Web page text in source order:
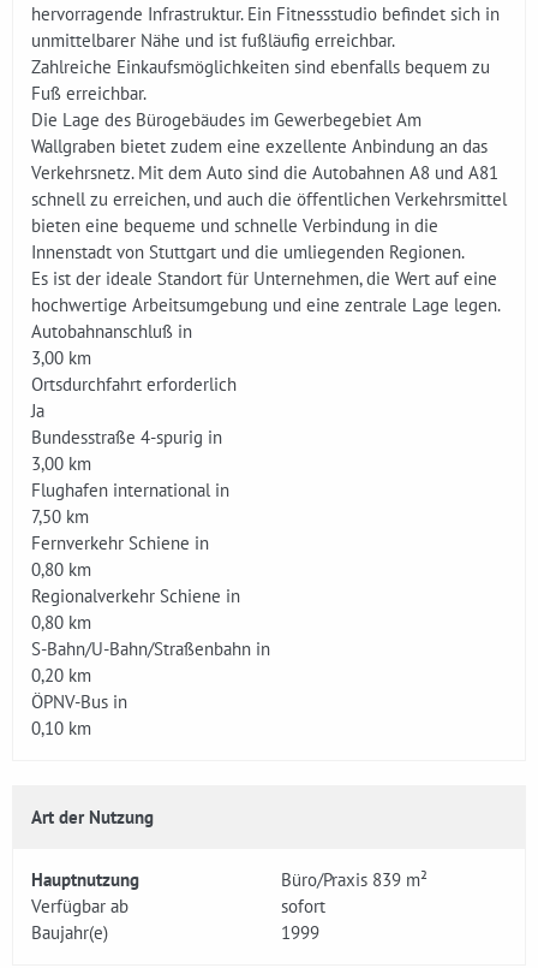
hervorragende Infrastruktur. Ein Fitnessstudio befindet sich in
unmittelbarer Nähe und ist fußläufig erreichbar.
Zahlreiche Einkaufsmöglichkeiten sind ebenfalls bequem zu
Fuß erreichbar.
Die Lage des Bürogebäudes im Gewerbegebiet Am
Wallgraben bietet zudem eine exzellente Anbindung an das
Verkehrsnetz. Mit dem Auto sind die Autobahnen A8 und A81
schnell zu erreichen, und auch die öffentlichen Verkehrsmittel
bieten eine bequeme und schnelle Verbindung in die
Innenstadt von Stuttgart und die umliegenden Regionen.
Es ist der ideale Standort für Unternehmen, die Wert auf eine
hochwertige Arbeitsumgebung und eine zentrale Lage legen.
Autobahnanschluß in
3,00 km
Ortsdurchfahrt erforderlich
Ja
Bundesstraße 4-spurig in
3,00 km
Flughafen international in
7,50 km
Fernverkehr Schiene in
0,80 km
Regionalverkehr Schiene in
0,80 km
S-Bahn/U-Bahn/Straßenbahn in
0,20 km
ÖPNV-Bus in
0,10 km
Art der Nutzung
Hauptnutzung
Büro/Praxis 839 m²
Verfügbar ab
sofort
Baujahr(e)
1999